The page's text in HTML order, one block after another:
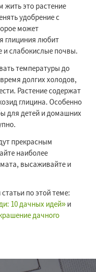
жить это растение
удобрение с
может
глициния любит
и слабокислые почвы.
температуры до
долгих холодов,
Растение содержат
глицина. Особенно
для детей и домашних
прекрасным
наиболее
высаживайте и
по этой теме:
10 дачных идей» и
дачного